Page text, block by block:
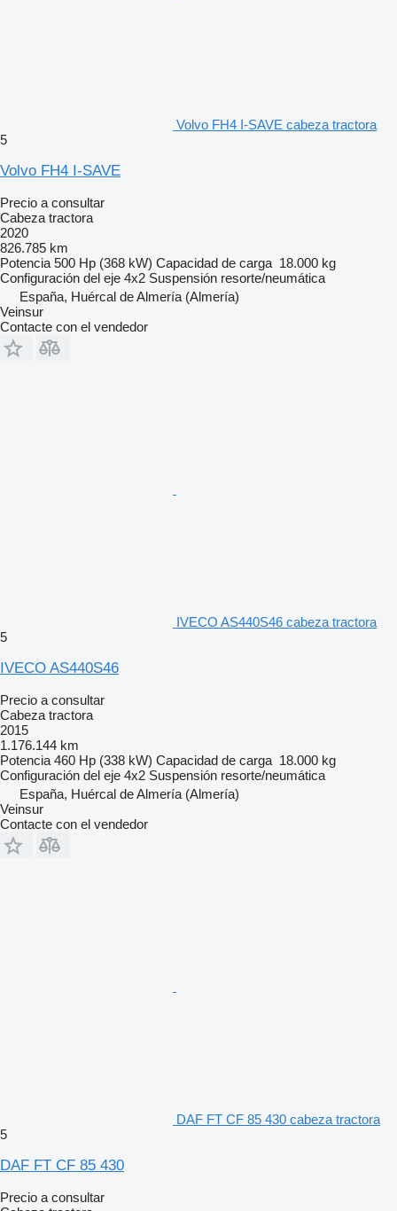
Volvo FH4 I-SAVE cabeza tractora
5
Volvo FH4 I-SAVE
Precio a consultar
Cabeza tractora
2020
826.785 km
Potencia 500 Hp (368 kW) Capacidad de carga 18.000 kg
Configuración del eje 4x2 Suspensión resorte/neumática
España, Huércal de Almería (Almería)
Veinsur
Contacte con el vendedor
IVECO AS440S46 cabeza tractora
5
IVECO AS440S46
Precio a consultar
Cabeza tractora
2015
1.176.144 km
Potencia 460 Hp (338 kW) Capacidad de carga 18.000 kg
Configuración del eje 4x2 Suspensión resorte/neumática
España, Huércal de Almería (Almería)
Veinsur
Contacte con el vendedor
DAF FT CF 85 430 cabeza tractora
5
DAF FT CF 85 430
Precio a consultar